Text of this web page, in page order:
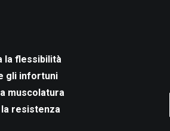
la flessibilità
gli infortuni
muscolatura
resistenza